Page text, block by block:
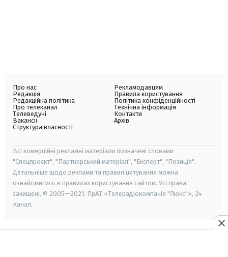
Про нас
Редакція
Редакційна політика
Про телеканал
Телеведучі
Вакансії
Структура власності
Рекламодавцям
Правила користування
Політика конфіденційності
Технічна інформація
Контакти
Архів
Всі комерційні рекламні матеріали позначені словами
"Спецпроєкт", "Партнерський матеріал", "Експерт", "Позиція".
Детальніше щодо реклами та правил цитування можна
ознайомитись в правилах користування сайтом. Усі права
захищені. © 2005—2021, ПрАТ «Телерадіокомпанія "Люкс"», 24
Канал.